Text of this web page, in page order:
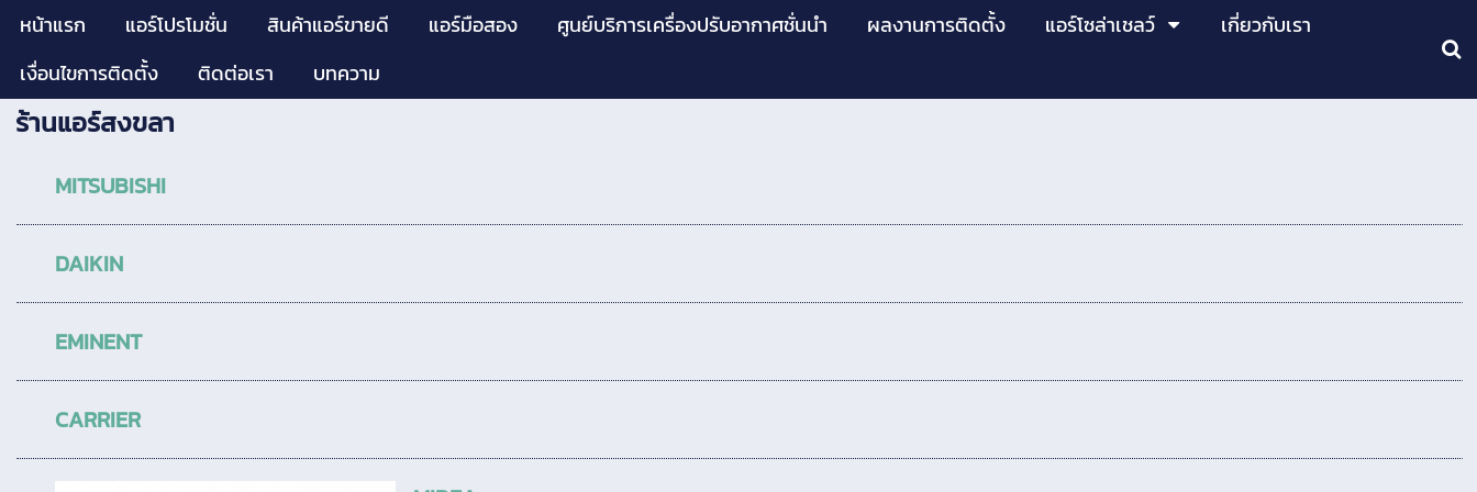
หน้าแรก แอร์โปรโมชั่น สินค้าแอร์ขายดี แอร์มือสอง ศูนย์บริการเครื่องปรับอากาศชั่นนำ ผลงานการติดตั้ง แอร์โซล่าเชลว์
เกี่ยวกับเรา
เงื่อนไขการติดตั้ง
ติดต่อเรา บทความ
ร้านแอร์สงขลา
MITSUBISHI
DAIKIN
EMINENT
CARRIER